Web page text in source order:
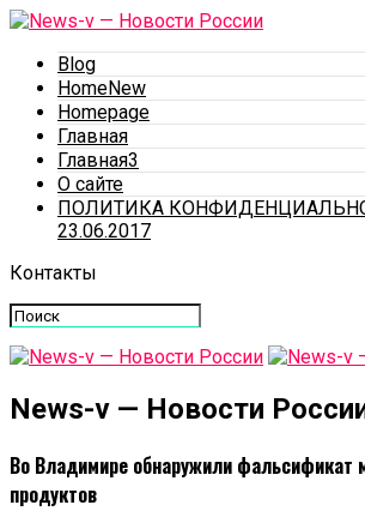
Blog
HomeNew
Homepage
Главная
Главная3
О сайте
ПОЛИТИКА
23.06.2017
Контакты
News-v — Новости
Во Владимире обнаружили фальсификат
продуктов